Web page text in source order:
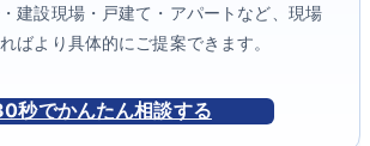
建設現場・戸建て・アパートなど、現場
ばより具体的にご提案できます。
秒でかんたん相談する